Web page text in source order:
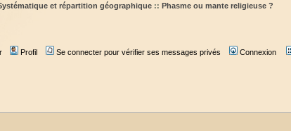
et répartition géographique :: Phasme ou mante religieuse ?
Profil Se connecter pour vérifier ses messages privés Connexion